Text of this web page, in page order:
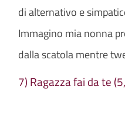
di alternativo e
Immagino mia nonna
dalla scatola mentre
7) Ragazza fai da te